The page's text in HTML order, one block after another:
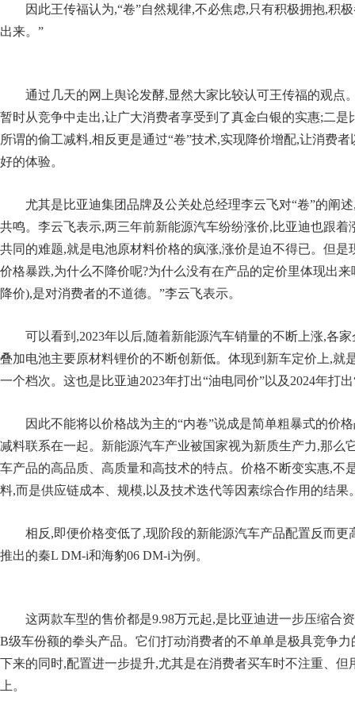
因此王传福认为,“卷”自然规律,不必焦虑,只有积极拥抱,积
出来。”
通过几天的网上舆论发酵,显然大家比较认可王传福的观点
暂时从竞争中走出,让广大消费者享受到了真金白银的实惠;二是
所谓的偷工减料,相反更是通过“卷”技术,实现降价增配,让消费
好的体验。
尤其是比亚迪集团品牌及公关处总经理李云飞对“卷”的阐
共鸣。李云飞表示,两三年前新能源汽车纷纷涨价,比亚迪也跟着
共同的难题,就是电池原材料价格的疯涨,涨价是迫不得已。但是
价格暴跌,为什么不降价呢?为什么没有在产品的定价里体现出来
降价),是对消费者的不道德。”李云飞表示。
可以看到,2023年以后,随着新能源汽车销量的不断上涨,各
叠加电池主要原材料锂价的不断创新低。体现到新车定价上,就
一个档次。这也是比亚迪2023年打出“油电同价”以及2024年打
因此不能将以价格战为主的“内卷”说成是简单粗暴式的价
减料联系在一起。新能源汽车产业被国家视为新质生产力,那么
车产品的高品质、高质量和高技术的特点。价格不断变实惠,不
料,而是供应链成本、规模,以及技术迭代等因素综合作用的结果
相反,即便价格变低了,现阶段的新能源汽车产品配置反而更
推出的秦L DM-i和海豹06 DM-i为例。
这两款车型的售价都是9.98万元起,是比亚迪进一步压缩合
B级车份额的拳头产品。它们打动消费者的不单单是极具竞争
下来的同时,配置进一步提升,尤其是在消费者买车时不注重、但
上。